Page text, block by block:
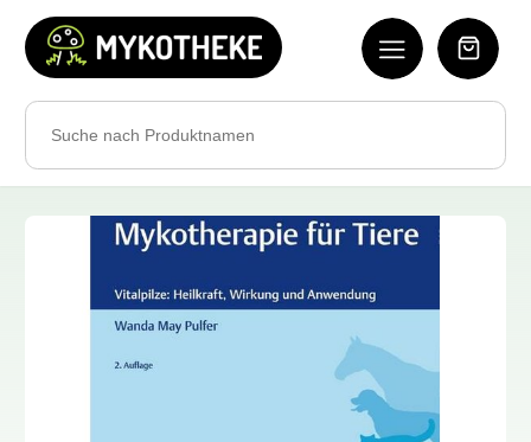
for: